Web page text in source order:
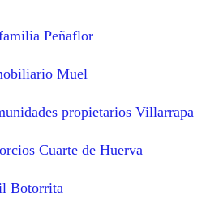
Peñaflor
Muel
propietarios Villarrapa
Cuarte de Huerva
Botorrita